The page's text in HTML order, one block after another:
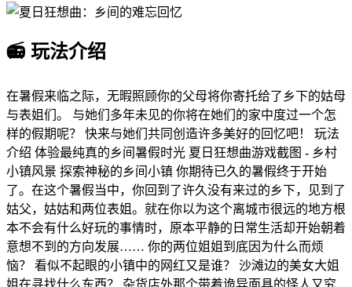
📻 玩法介绍
在暑假来临之际，无暇照顾你的父母将你寄托给了乡下的姑母
与表姐们。 与她们多年未见的你将在她们的家中度过一个怎
样的假期呢？ 快来与她们共同创造许多美好的回忆吧！ 玩法
介绍 体验最纯真的乡间暑假时光 夏日狂想曲游戏截图 - 乡村
小镇风景 探索神秘的乡间小镇 你期待已久的暑假终于开始
了。在这个暑假当中，你回到了许久没有来过的乡下，见到了
姑父，姑姑和两位表姐。就在你以为这个离城市很远的地方根
本不会有什么好玩的事情时，原本平静的日常生活却开始朝着
意想不到的方向发展…… 你的两位姐姐到底因为什么而烦
恼？ 看似不起眼的小镇中的网红又是谁？ 沙滩边的美女大姐
姐在寻找什么东西？ 杂货店外那个带着诡异面具的怪人又究